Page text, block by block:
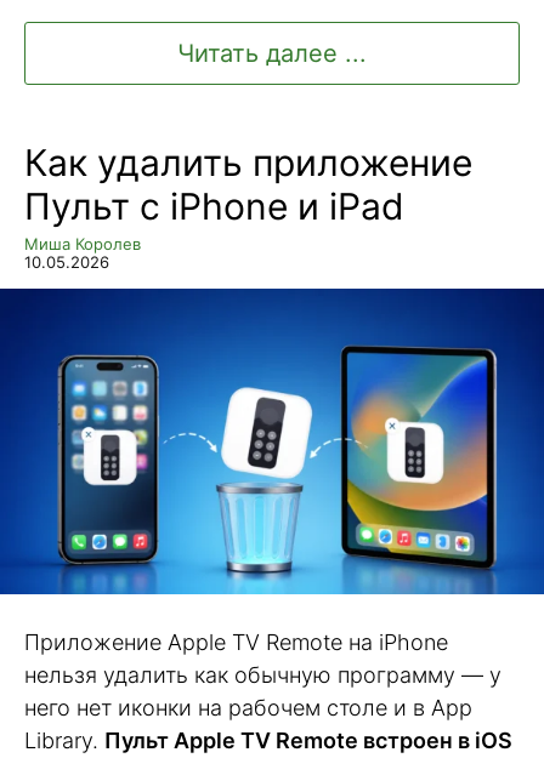
Читать далее ...
Как удалить приложение
Пульт с iPhone и iPad
Миша Королев
10.05.2026
Приложение Apple TV Remote на iPhone
нельзя удалить как обычную программу — у
него нет иконки на рабочем столе и в App
Library. Пульт Apple TV Remote встроен в iOS